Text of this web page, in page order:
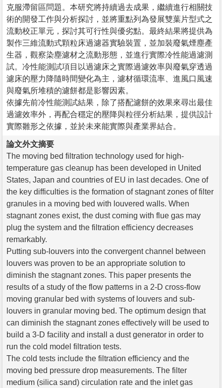
克服滯留區問題。本研究將持續過去成果，繼續進行相關技
術的開發工作與分析探討，並將重點列為發展雙葉片型式之
流動校正單元，探討其可行性與優劣點。最終結果將提供為
製作三維流動式顆粒床過濾器實驗裝置，並加裝廢氣煙塵產
生器，觀察染塵濾材之流動形態，並進行實際冷性能過濾測
試。冷性能測試項目以過濾床之實際過濾效率與廢氣穿透過
濾床的壓力降隨時間變化為主，濾材循環流率、進風口風速
與廢氣所堆積的濾餅都是影響因素。
依據先前冷性能測試結果，除了搭配濾餅的效果來尋出最佳
過濾效率外，再配合穩定的壓降與粒徑分析結果，提供設計
實際雛形之依據，並於未來能實際與產業界結合。
論文外文摘要
The moving bed filtration technology used for high-
temperature gas cleanup has been developed in United
States, Japan and countries of EU in last decades. One of
the key difficulties is the formation of stagnant zones of filter
granules in a moving bed with louvered walls. When
stagnant zones exist, the dust coming with flue gas may
plug the system and the filtration efficiency decreases
remarkably.
Putting sub-louvers into the convergent channel between
louvers was proven to be an appropriate solution to
diminish the stagnant zones. This paper presents the
results of a study of the flow patterns in a 2-D cross-flow
moving granular bed with systems of louvers and sub-
louvers in granular moving bed. The optimum design that
can diminish the stagnant zones effectively will be used to
build a 3-D facility and install a dust generator in order to
run the cold model filtration tests.
The cold tests include the filtration efficiency and the
moving bed pressure drop measurements. The filter
medium (silica sand) circulation rate and the inlet gas